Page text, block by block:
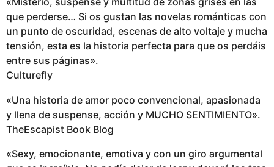
que perderse… Si os gustan las novelas románticas con
un punto de oscuridad, escenas de alto voltaje y mucha
tensión, esta es la historia perfecta para que os perdáis
entre sus páginas».
Culturefly
«Una historia de amor poco convencional, apasionada
y llena de suspense, acción y MUCHO SENTIMIENTO».
TheEscapist Book Blog
«Sexy, emocionante, emotiva y con un giro argumental